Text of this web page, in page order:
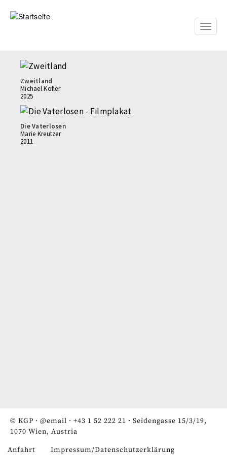
zum
Toggle
Zweitland
Michael Kofler
2025
Die Vaterlosen
Marie Kreutzer
2011
© KGP · @email · +43 1 52 222 21 · Seidengasse 15/3/19,
1070 Wien, Austria
Anfahrt Impressum/Datenschutzerklärung